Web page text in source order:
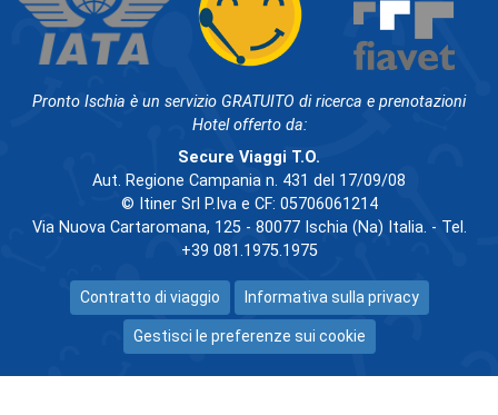
Pronto Ischia è un servizio GRATUITO di ricerca e prenotazioni
Hotel offerto da:
Secure Viaggi T.O.
Aut. Regione Campania n. 431 del 17/09/08
© Itiner Srl P.Iva e CF: 05706061214
Via Nuova Cartaromana, 125 - 80077 Ischia (Na) Italia. - Tel.
+39 081.1975.1975
Contratto di viaggio Informativa sulla privacy
Gestisci le preferenze sui cookie